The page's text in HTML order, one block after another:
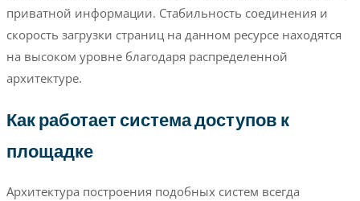
приватной информации. Стабильность соединения и
скорость загрузки страниц на данном ресурсе находятся
на высоком уровне благодаря распределенной
архитектуре.
Как работает система доступов к
площадке
Архитектура построения подобных систем всегда